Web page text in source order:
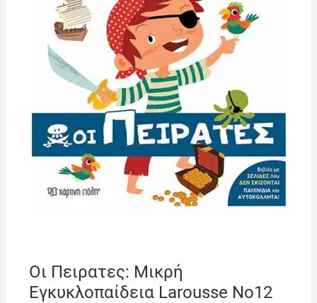
Οι Πειρατες: Μικρή
Εγκυκλοπαίδεια Larousse No12